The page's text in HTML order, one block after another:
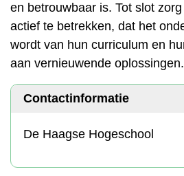
en betrouwbaar is. Tot slot
actief te betrekken, dat het
wordt van hun curriculum en
aan vernieuwende oplossingen.
Contactinformatie
De Haagse Hogeschool